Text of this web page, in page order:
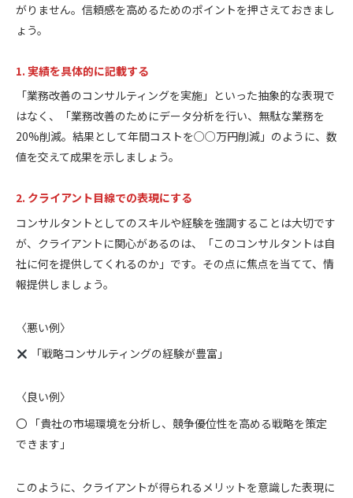
がりません。信頼感を高めるためのポイントを押さえておきまし
ょう。
1. 実績を具体的に記載する
「業務改善のコンサルティングを実施」といった抽象的な表現で
はなく、「業務改善のためにデータ分析を行い、無駄な業務を
20%削減。結果として年間コストを○○万円削減」のように、数
値を交えて成果を示しましょう。
2. クライアント目線での表現にする
コンサルタントとしてのスキルや経験を強調することは大切です
が、クライアントに関心があるのは、「このコンサルタントは自
社に何を提供してくれるのか」です。その点に焦点を当てて、情
報提供しましょう。
〈悪い例〉
「戦略コンサルティングの経験が豊富」
〈良い例〉
〇 「貴社の市場環境を分析し、競争優位性を高める戦略を策定
できます」
このように、クライアントが得られるメリットを意識した表現に